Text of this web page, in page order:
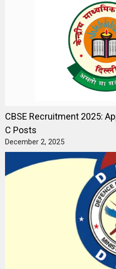
CBSE Recruitment 2025:
C Posts
December 2, 2025